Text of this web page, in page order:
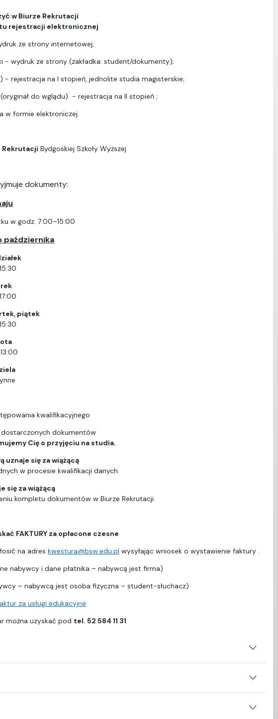
w Biurze Rekrutacji
rejestracji elektronicznej
ze strony internetowej;
wydruk ze strony (zakładka: student/dokumenty);
- rejestracja na I stopień, jednolite studia magisterskie;
do wglądu) - rejestracja na II stopień ;
formie elektroniczej.
Rekrutacji Bydgoskiej Szkoły Wyższej
dokumenty:
w godz. 7:00–15:00
października
piątek
kwalifikacyjnego
dokumentów
Cię o przyjęciu na studia.
się za wiążącą
w procesie kwalifikacji danych.
się za wiążącą
kompletu dokumentów w Biurze Rekrutacji.
FAKTURY za opłacone czesne
na adreskwestura@bsw.edu.pl wysyłając wniosek o wystawienie faktury .
nabywcy i dane płatnika – nabywcą jest firma)
– nabywcą jest osoba fizyczna – student-słuchacz)
za usługi edukacyjne
można uzyskać pod tel. 52 584 11 31